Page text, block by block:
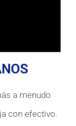
a menudo
con efectivo.